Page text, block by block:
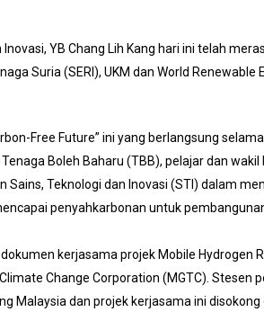
YB Chang Lih Kang hari ini telah
Suria (SERI), UKM dan World
Free Future” ini yang berlangsung
Boleh Baharu (TBB), pelajar dan
Teknologi dan Inovasi (STI) dalam
penyahkarbonan untuk
kerjasama projek Mobile Hydrogen
Change Corporation (MGTC). Stesen
dan projek kerjasama ini disokong